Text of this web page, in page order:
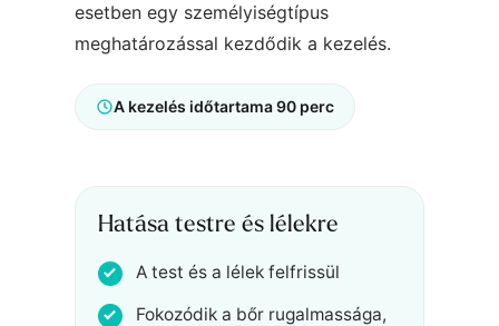
esetben egy személyiségtípus
meghatározással kezdődik a kezelés.
A kezelés időtartama 90 perc
Hatása testre és lélekre
A test és a lélek felfrissül
Fokozódik a bőr rugalmassága,